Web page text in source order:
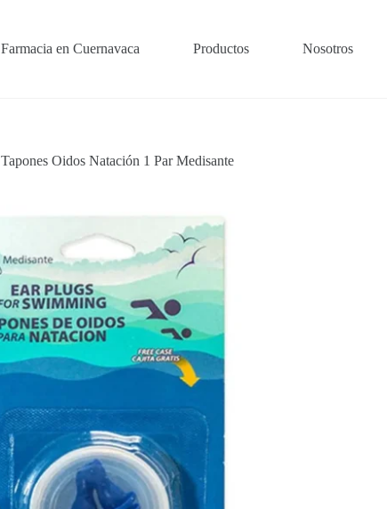
Farmacia en Cuernavaca Productos Nosotros
Tapones Oidos Natación 1 Par Medisante